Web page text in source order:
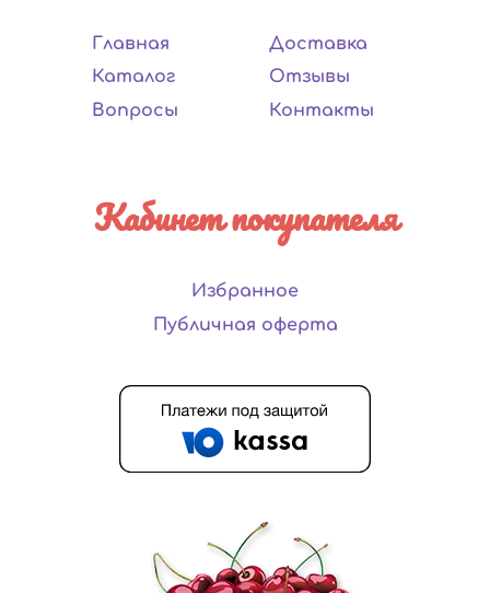
Главная
Каталог
Вопросы
Доставка
Отзывы
Контакты
Кабинет покупателя
Избранное
Публичная оферта